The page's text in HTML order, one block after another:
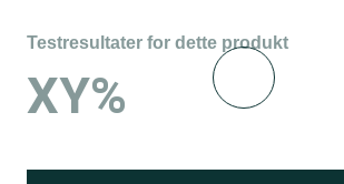
Testresultater for dette produkt
XY%